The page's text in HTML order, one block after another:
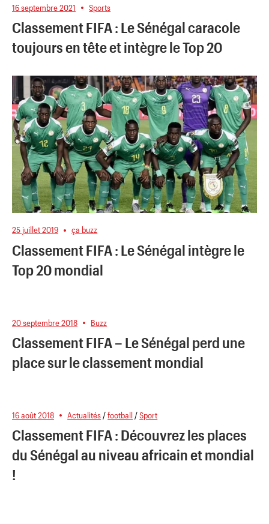
16 septembre 2021 Sports
Classement FIFA : Le Sénégal caracole
toujours en tête et intègre le Top 20
25 juillet 2019 ça buzz
Classement FIFA : Le Sénégal intègre le
Top 20 mondial
20 septembre 2018 Buzz
Classement FIFA – Le Sénégal perd une
place sur le classement mondial
16 août 2018 Actualités /football /Sport
Classement FIFA : Découvrez les places
du Sénégal au niveau africain et mondial
!